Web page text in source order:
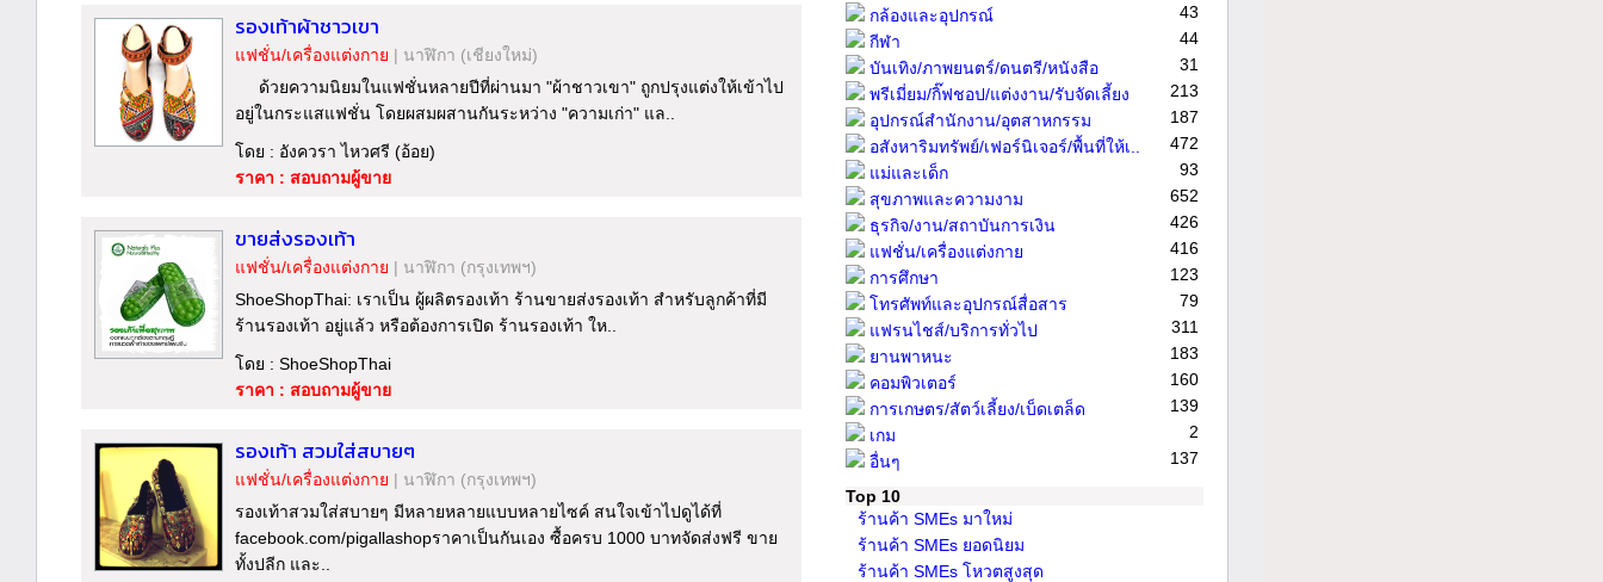
รองเท้าผ้าชาวเขา
แฟชั่น/เครื่องแต่งกาย | นาฬิกา (เชียงใหม่)
ด้วยความนิยมในแฟชั่นหลายปีที่ผ่านมา "ผ้าชาวเขา" ถูกปรุงแต่งให้เข้าไป
อยู่ในกระแสแฟชั่น โดยผสมผสานกันระหว่าง "ความเก่า" แล..
โดย : อังควรา ไหวศรี (อ้อย)
ราคา : สอบถามผู้ขาย
ขายส่งรองเท้า
แฟชั่น/เครื่องแต่งกาย | นาฬิกา (กรุงเทพฯ)
ShoeShopThai: เราเป็น ผู้ผลิตรองเท้า ร้านขายส่งรองเท้า สำหรับลูกค้าที่มี
ร้านรองเท้า อยู่แล้ว หรือต้องการเปิด ร้านรองเท้า ให..
โดย : ShoeShopThai
ราคา : สอบถามผู้ขาย
รองเท้า สวมใส่สบายๆ
แฟชั่น/เครื่องแต่งกาย | นาฬิกา (กรุงเทพฯ)
รองเท้าสวมใส่สบายๆ มีหลายหลายแบบหลายไซค์ สนใจเข้าไปดูได้ที่
facebook.com/pigallashopราคาเป็นกันเอง ซื้อครบ 1000 บาทจัดส่งฟรี ขาย
ทั้งปลีก และ..
กล้องและอุปกรณ์
43
กีฬา
44
บันเทิง/ภาพยนตร์/ดนตรี/หนังสือ
31
พรีเมี่ยม/กิ๊ฟชอป/แต่งงาน/รับจัดเลี้ยง
213
อุปกรณ์สำนักงาน/อุตสาหกรรม
187
อสังหาริมทรัพย์/เฟอร์นิเจอร์/พื้นที่ให้เ..
472
แม่และเด็ก
93
สุขภาพและความงาม
652
ธุรกิจ/งาน/สถาบันการเงิน
426
แฟชั่น/เครื่องแต่งกาย
416
การศึกษา
123
โทรศัพท์และอุปกรณ์สื่อสาร
79
แฟรนไชส์/บริการทั่วไป
311
ยานพาหนะ
183
คอมพิวเตอร์
160
การเกษตร/สัตว์เลี้ยง/เบ็ดเตล็ด
139
เกม
2
อื่นๆ
137
Top 10
ร้านค้า SMEs มาใหม่
ร้านค้า SMEs ยอดนิยม
ร้านค้า SMEs โหวตสูงสุด